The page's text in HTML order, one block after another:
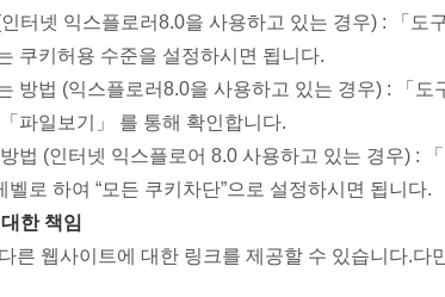
터넷 익스플로러8.0을 사용하고 있는 경우) : 「
쿠키허용 수준을 설정하시면 됩니다.
방법 (익스플로러8.0을 사용하고 있는 경우) : 「도
파일보기」 를 통해 확인합니다.
법 (인터넷 익스플로어 8.0 사용하고 있는 경우) :
벨로 하여 “모든 쿠키차단”으로 설정하시면 됩니다.
한 책임
른 웹사이트에 대한 링크를 제공할 수 있습니다.